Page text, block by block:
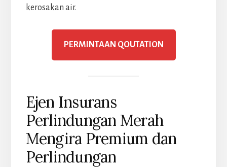
kerosakan air.
PERMINTAAN QOUTATION
Ejen Insurans
Perlindungan Merah
Mengira Premium dan
Perlindungan